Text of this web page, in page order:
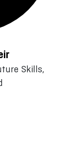
Skills,